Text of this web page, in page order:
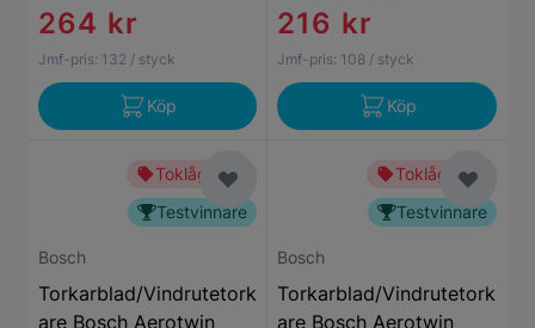
264 kr
Jmf-pris: 132 / styck
Köp
216 kr
Jmf-pris: 108 / styck
Köp
Toklågt pris
Testvinnare
Bosch
Torkarblad/Vindrutetork
are Bosch Aerotwin
Toklågt pris
Testvinnare
Bosch
Torkarblad/Vindrutetork
are Bosch Aerotwin